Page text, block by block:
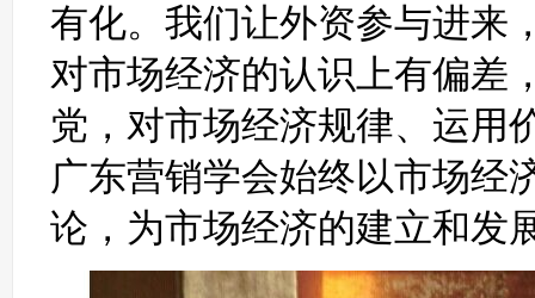
有化。我们让外资参与进来
对市场经济的认识上有偏差
党，对市场经济规律、运用
广东营销学会始终以市场经
论，为市场经济的建立和发